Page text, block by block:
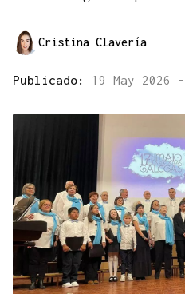
Cristina Clavería
Publicado: 19 May 2026